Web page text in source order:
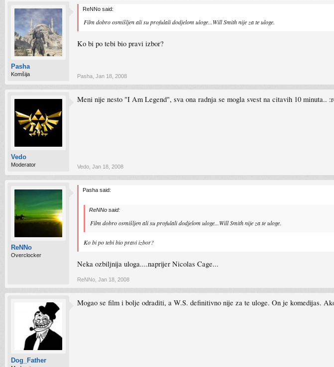
Pasha
Komšija
ReNNo said:
Film dobro osmišljen ali su profulali dodjelom uloge...Will Smith nije za te uloge.
Ko bi po tebi bio pravi izbor?
Pasha Jan 18, 2008
Vedo
Moderator
Meni nije nesto "I Am Legend", sva ona radnja se mogla svest na citavih 10 minuta..
Vedo Jan 18, 2008
ReNNo
Overclocker
Pasha said:
ReNNo said:
Film dobro osmišljen ali su profulali dodjelom uloge...Will Smith nije za te uloge.
Ko bi po tebi bio pravi izbor?
Neka ozbiljnija uloga....naprijer Nicolas Cage...
ReNNo Jan 18, 2008
Dog_Father
Mogao se film i bolje odraditi, a W.S. definitivno nije za te uloge. On je komedijas.